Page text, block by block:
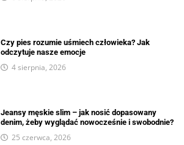
Czy pies rozumie uśmiech człowieka? Jak
odczytuje nasze emocje
4 sierpnia, 2026
Jeansy męskie slim – jak nosić dopasowany
denim, żeby wyglądać nowocześnie i swobodnie?
25 czerwca, 2026